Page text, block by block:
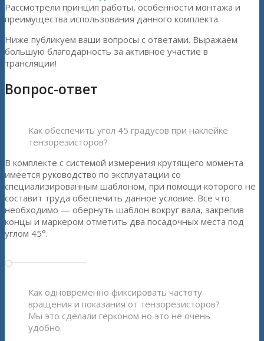
Рассмотрели принцип работы, особенности монтажа и
преимущества использования данного комплекта.
Ниже публикуем ваши вопросы с ответами. Выражаем
большую благодарность за активное участие в
трансляции!
Вопрос-ответ
Как обеспечить угол 45 градусов при наклейке
тензорезисторов?
В комплекте с системой измерения крутящего момента
имеется руководство по эксплуатации со
специализированным шаблоном, при помощи которого не
составит труда обеспечить данное условие. Все что
необходимо — обернуть шаблон вокруг вала, закрепив
концы и маркером отметить два посадочных места под
углом 45°.
Как одновременно фиксировать частоту
вращения и показания от тензорезисторов?
Мы это сделали герконом но это не очень
удобно.